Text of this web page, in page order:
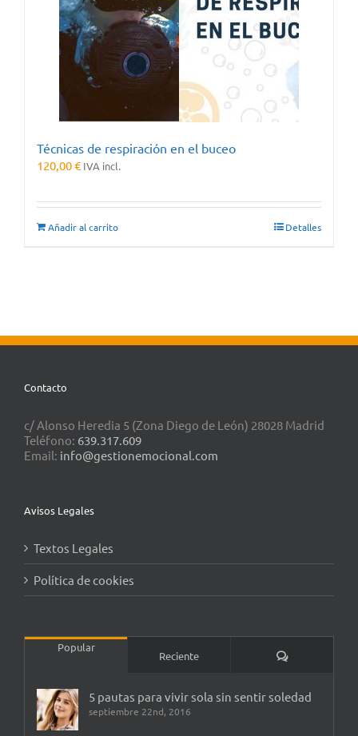
Técnicas de respiración en el buceo
120,00€ IVA incl.
Añadir al carrito Detalles
Contacto
c/ Alonso Heredia 5 (Zona Diego de León) 28028 Madrid
Teléfono: 639.317.609
Email: info@gestionemocional.com
Avisos Legales
Textos Legales
Política de cookies
Popular
Reciente Comentarios
5 pautas para vivir sola sin sentir soledad
septiembre 22nd, 2016